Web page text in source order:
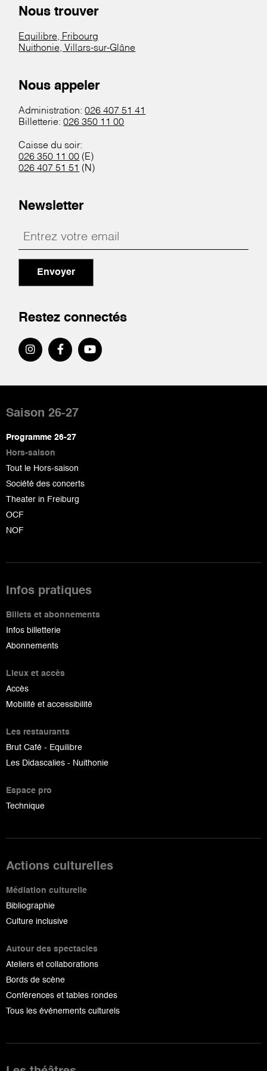
Nous trouver
Equilibre, Fribourg
Nuithonie, Villars-sur-Glâne
Nous appeler
Administration:026 407 51 41
Billetterie:026 350 11 00
Caisse du soir:
026 350 11 00 (E)
026 407 51 51 (N)
Newsletter
Envoyer
Restez connectés
de
page
Saison 26-27
Programme 26-27
Hors-saison
Tout le Hors-saison
Société des concerts
Theater in Freiburg
OCF
NOF
Infos pratiques
Billets et abonnements
Infos billetterie
Abonnements
Lieux et accès
Accès
Mobilité et accessibilité
Les restaurants
Brut Café - Equilibre
Les Didascalies - Nuithonie
Espace pro
Technique
Actions culturelles
Médiation culturelle
Bibliographie
Culture inclusive
Autour des spectacles
Ateliers et collaborations
Bords de scène
Conférences et tables rondes
Tous les événements culturels